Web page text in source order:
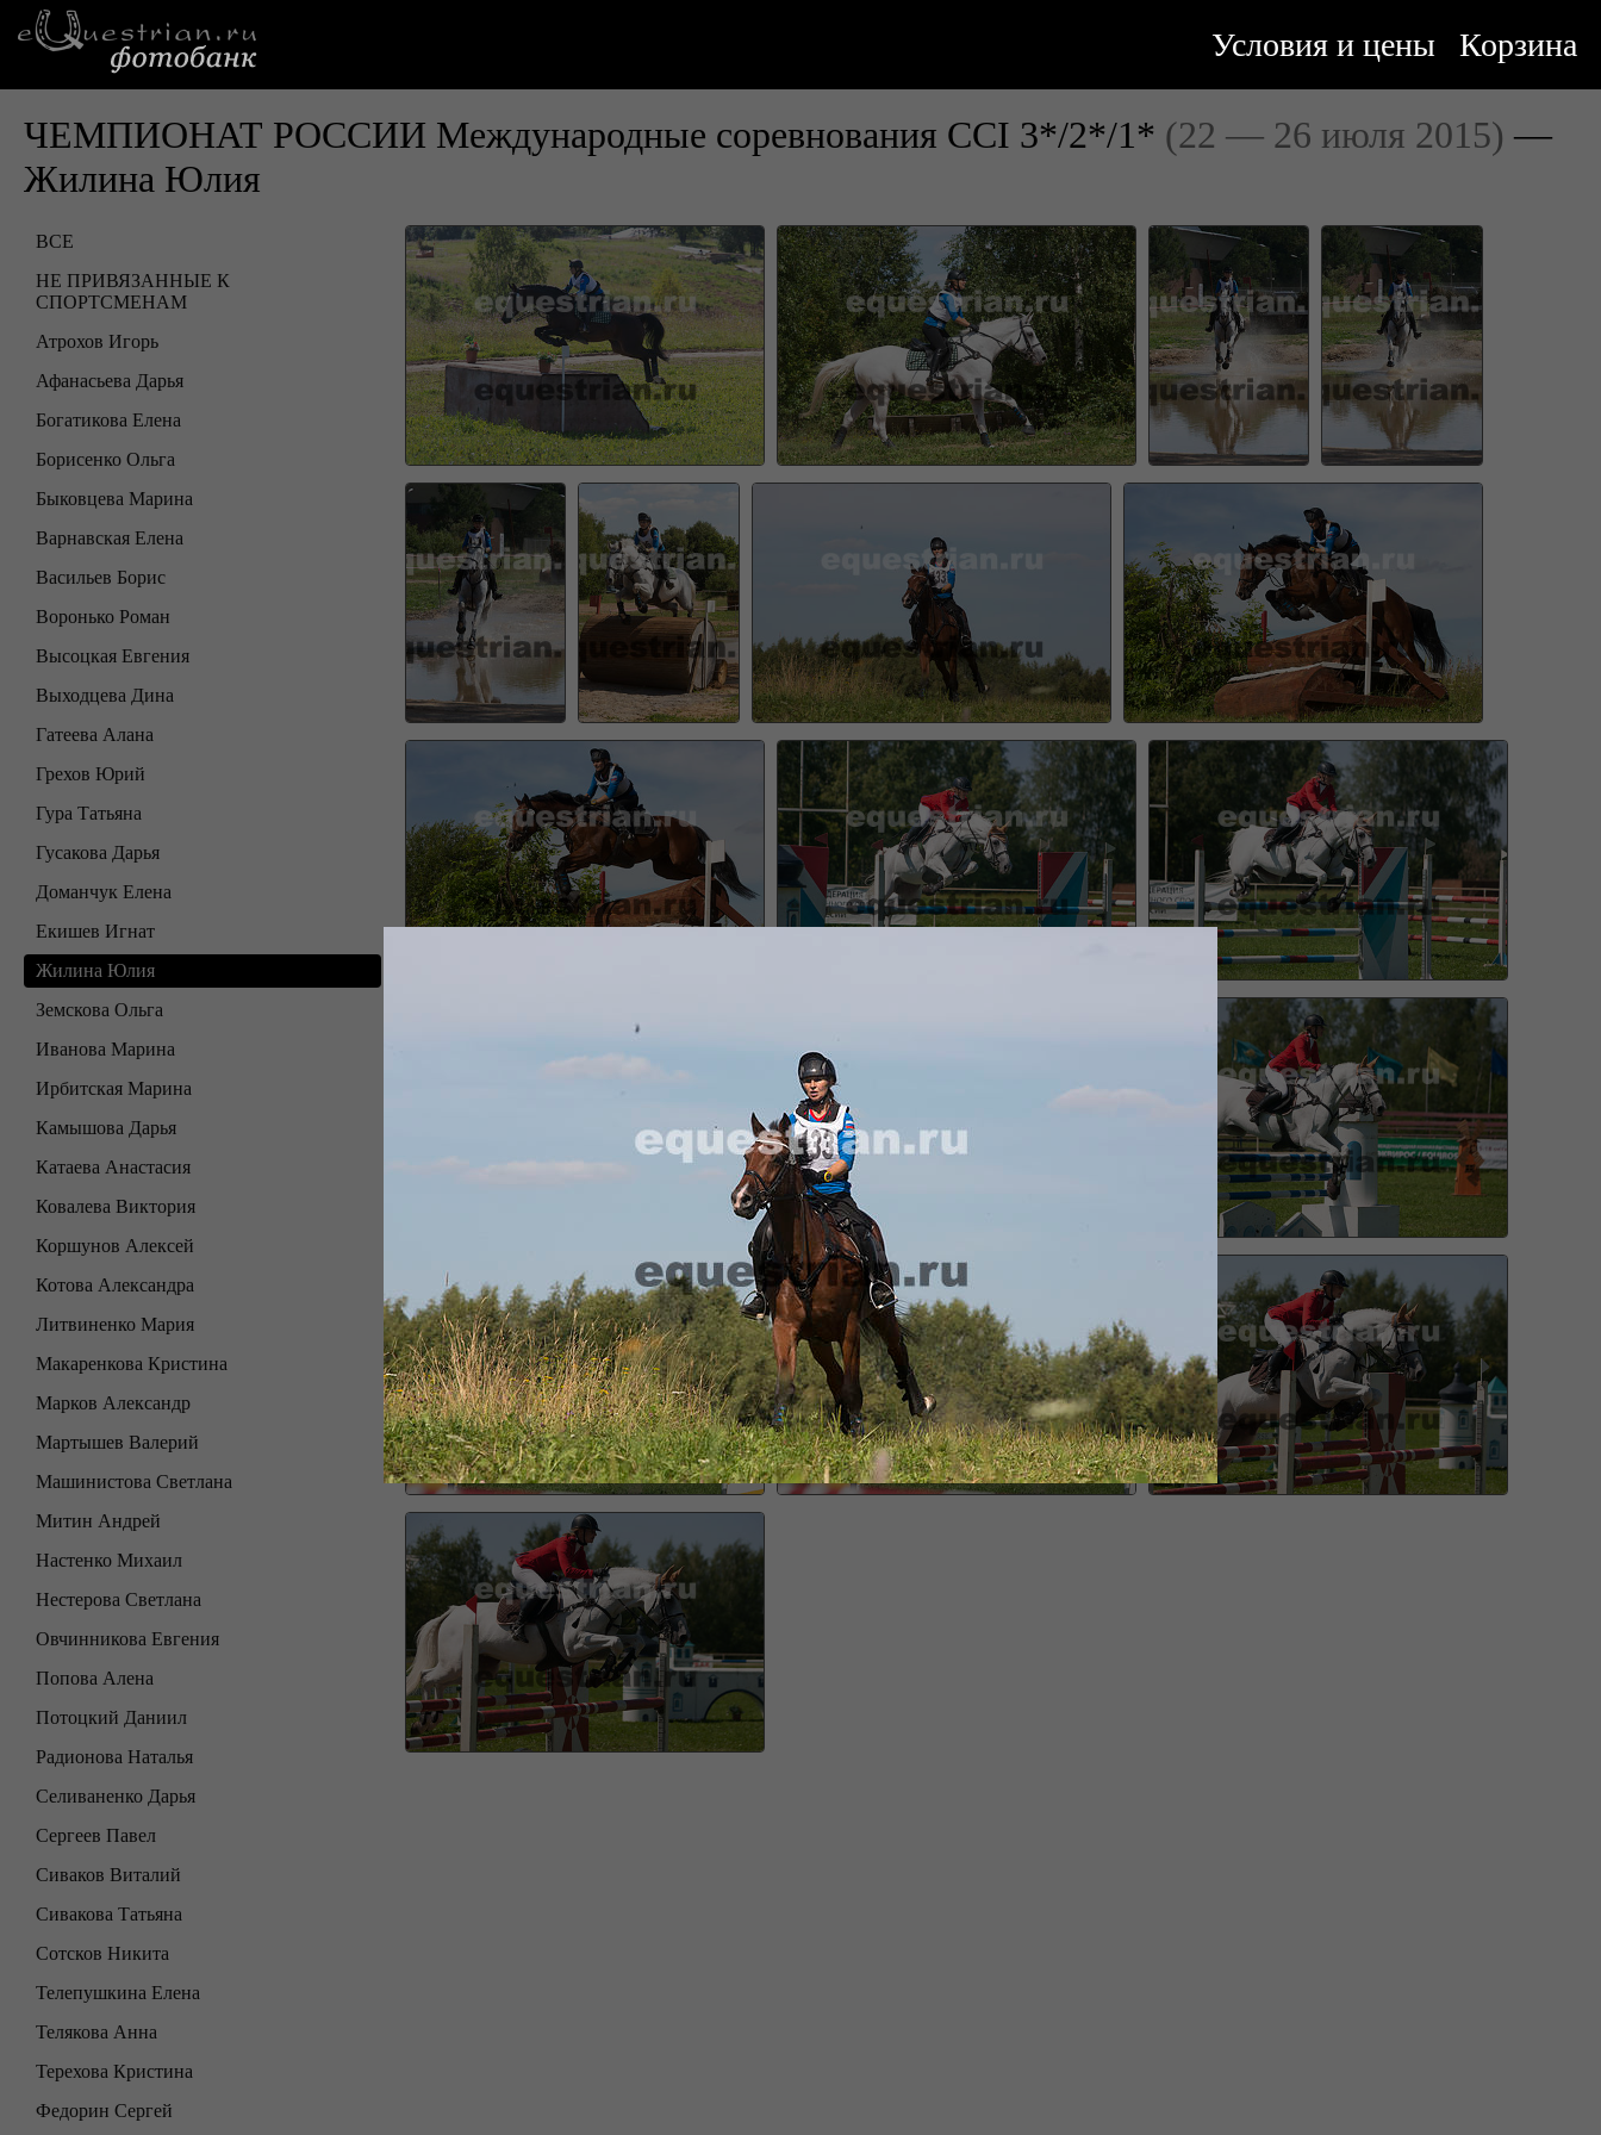
Корзина
Условия и цены
ЧЕМПИОНАТ РОССИИ Международные соревнования CCI 3*/2*/1* (22 — 26 июля 2015) —
Жилина Юлия
ВСЕ
НЕ ПРИВЯЗАННЫЕ К
СПОРТСМЕНАМ
Атрохов Игорь
Афанасьева Дарья
Богатикова Елена
Борисенко Ольга
Быковцева Марина
Варнавская Елена
Васильев Борис
Воронько Роман
Высоцкая Евгения
Выходцева Дина
Гатеева Алана
Грехов Юрий
Гура Татьяна
Гусакова Дарья
Доманчук Елена
Екишев Игнат
Жилина Юлия
Земскова Ольга
Иванова Марина
Ирбитская Марина
Камышова Дарья
Катаева Анастасия
Ковалева Виктория
Коршунов Алексей
Котова Александра
Литвиненко Мария
Макаренкова Кристина
Марков Александр
Мартышев Валерий
Машинистова Светлана
Митин Андрей
Настенко Михаил
Нестерова Светлана
Овчинникова Евгения
Попова Алена
Потоцкий Даниил
Радионова Наталья
Селиваненко Дарья
Сергеев Павел
Сиваков Виталий
Сивакова Татьяна
Сотсков Никита
Телепушкина Елена
Телякова Анна
Терехова Кристина
Федорин Сергей